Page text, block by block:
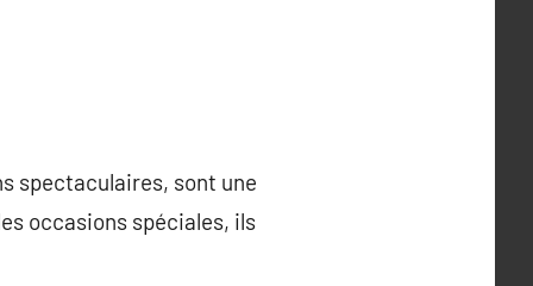
spectaculaires, sont une
occasions spéciales, ils